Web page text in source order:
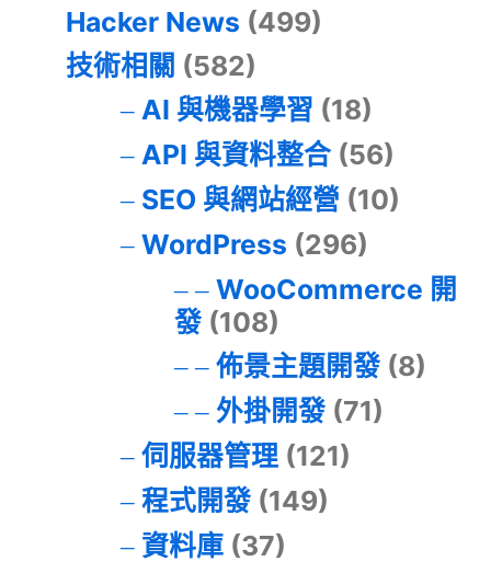
Hacker News (499)
技術相關 (582)
AI 與機器學習 (18)
API 與資料整合(56)
SEO 與網站經營 (10)
WordPress (296)
WooCommerce 開
發(108)
佈景主題開發(8)
外掛開發(71)
伺服器管理(121)
程式開發(149)
資料庫(37)